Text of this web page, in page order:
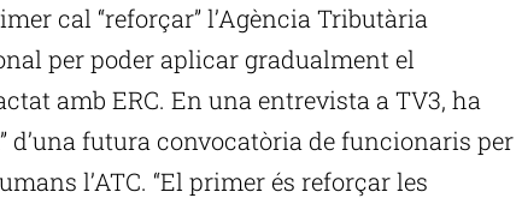
cal “reforçar” l’Agència Tributària
per poder aplicar gradualment el
amb ERC. En una entrevista a TV3, ha
d’una futura convocatòria de funcionaris per
l’ATC. “El primer és reforçar les